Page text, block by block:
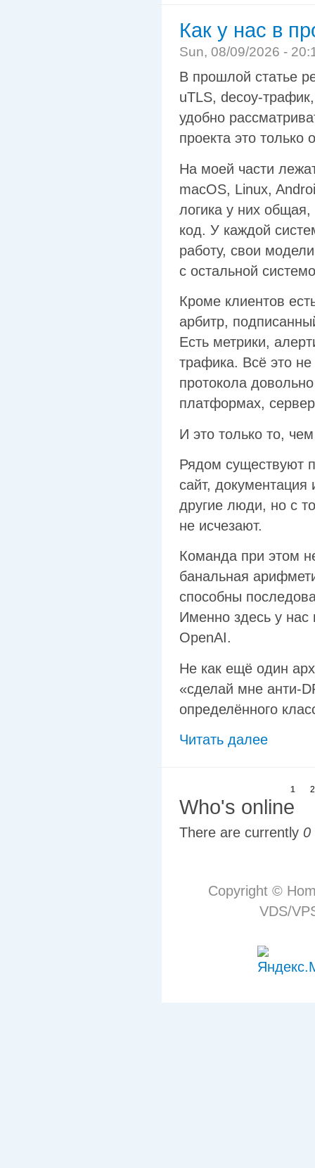
Как у нас в
Sun, 08/09/2026 -
В прошлой статье
uTLS, decoy-
удобно
проекта это только
На моей части
macOS, Linux,
логика у них
код. У каждой
работу, свои
с остальной
Кроме клиентов
арбитр,
Есть метрики,
трафика. Всё это не
протокола
платформах,
И это только то,
Рядом существуют
сайт, документация
другие люди, но с
не исчезают.
Команда при этом
банальная
способны
Именно здесь у нас
OpenAI.
Не как ещё один
«сделай мне анти-
определённого
Читать далее
1 2
Who's online
There are currently 0
Copyright ©
VDS/